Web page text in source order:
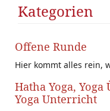
Kategorien
Offene Runde
Hier kommt alles rein,
Hatha Yoga,
Yoga Unterricht